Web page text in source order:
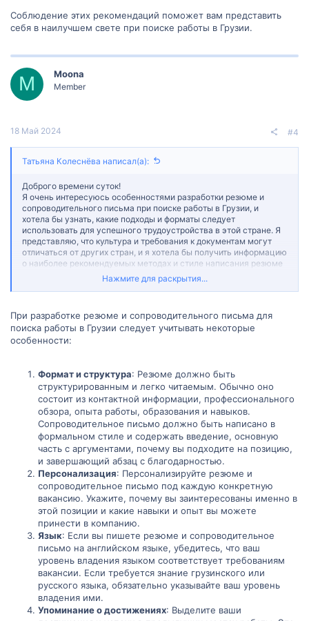
Соблюдение этих рекомендаций поможет вам представить
себя в наилучшем свете при поиске работы в Грузии.
M Moona
Member
18 Май 2024 #4
Татьяна Колеснёва написал(а):
Доброго времени суток!
Я очень интересуюсь особенностями разработки резюме и
сопроводительного письма при поиске работы в Грузии, и
хотела бы узнать, какие подходы и форматы следует
использовать для успешного трудоустройства в этой стране. Я
представляю, что культура и требования к документам могут
отличаться от других стран, и я хотела бы получить информацию
о наиболее рекомендуемых методах и стиле написания резюме
и сопроводительного письма в Грузии. Буду благодарна за
любую информацию о том, какие сведения включать в резюме,
привлечет внимание потенциального работодателя. Кроме того,
я буду благодарна за советы и рекомендации от тех, кто имеет
опыт трудоустройства в Грузии или знаком с местными
Нажмите для раскрытия...
При разработке резюме и сопроводительного письма для
поиска работы в Грузии следует учитывать некоторые
особенности:
Формат и структура: Резюме должно быть
структурированным и легко читаемым. Обычно оно
состоит из контактной информации, профессионального
обзора, опыта работы, образования и навыков.
Сопроводительное письмо должно быть написано в
формальном стиле и содержать введение, основную
часть с аргументами, почему вы подходите на позицию,
и завершающий абзац с благодарностью.
Персонализация: Персонализируйте резюме и
сопроводительное письмо под каждую конкретную
вакансию. Укажите, почему вы заинтересованы именно в
этой позиции и какие навыки и опыт вы можете
принести в компанию.
Язык: Если вы пишете резюме и сопроводительное
письмо на английском языке, убедитесь, что ваш
уровень владения языком соответствует требованиям
вакансии. Если требуется знание грузинского или
русского языка, обязательно указывайте ваш уровень
владения ими.
Упоминание о достижениях: Выделите ваши